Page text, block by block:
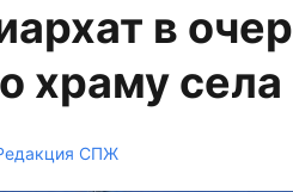
в
храму
СПЖ